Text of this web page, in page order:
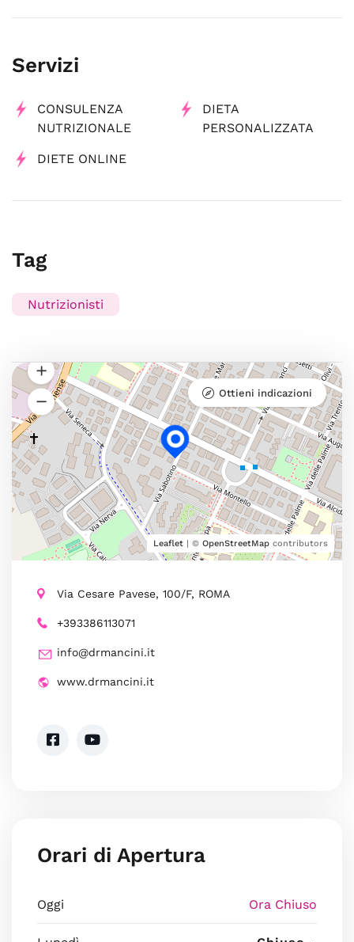
Servizi
CONSULENZA
NUTRIZIONALE
DIETA
PERSONALIZZATA
DIETE ONLINE
Tag
Nutrizionisti
Leaflet | © OpenStreetMap contributors
Ottieni indicazioni
Via Cesare Pavese, 100/F, ROMA
+393386113071
info@drmancini.it
www.drmancini.it
Orari di Apertura
Oggi Ora Chiuso